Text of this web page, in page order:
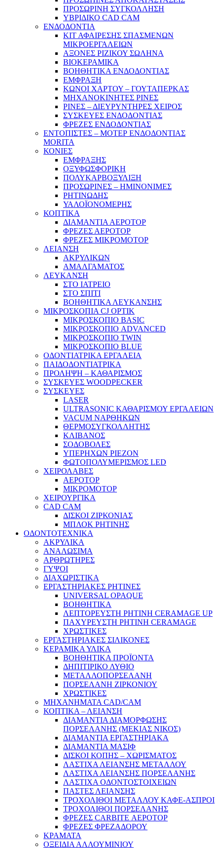
ΠΡΟΣΩΡΙΝΗ ΣΥΓΚΟΛΛΗΣΗ
ΥΒΡΙΔΙΚΟ CAD CAM
ΕΝΔΟΔΟΝΤΙΑ
ΚΙΤ ΑΦΑΙΡΕΣΗΣ ΣΠΑΣΜΕΝΩΝ
ΜΙΚΡΟΕΡΓΑΛΕΙΩΝ
ΑΞΟΝΕΣ ΡΙΖΙΚΟΥ ΣΩΛΗΝΑ
ΒΙΟΚΕΡΑΜΙΚΑ
ΒΟΗΘΗΤΙΚΑ ΕΝΔΟΔΟΝΤΙΑΣ
ΕΜΦΡΑΞΗ
ΚΩΝΟΙ ΧΑΡΤΟΥ – ΓΟΥΤΑΠΕΡΚΑΣ
ΜΗΧΑΝΟΚΙΝΗΤΕΣ ΡΙΝΕΣ
ΡΙΝΕΣ – ΔΙΕΥΡΥΝΤΗΡΕΣ ΧΕΙΡΟΣ
ΣΥΣΚΕΥΕΣ ΕΝΔΟΔΟΝΤΙΑΣ
ΦΡΕΖΕΣ ΕΝΔΟΔΟΝΤΙΑΣ
ΕΝΤΟΠΙΣΤΕΣ – ΜΟΤΕΡ ΕΝΔΟΔΟΝΤΙΑΣ
MORITA
ΚΟΝΙΕΣ
ΕΜΦΡΑΞΗΣ
ΟΞΥΦΩΣΦΟΡΙΚΗ
ΠΟΛΥΚΑΡΒΟΞΥΛΙΞΗ
ΠΡΟΣΩΡΙΝΕΣ – ΗΜΙΝΟΝΙΜΕΣ
ΡΗΤΙΝΩΔΗΣ
ΥΑΛΟΪΟΝΟΜΕΡΗΣ
ΚΟΠΤΙΚΑ
ΔΙΑΜΑΝΤΙΑ ΑΕΡΟΤΟΡ
ΦΡΕΖΕΣ ΑΕΡΟΤΟΡ
ΦΡΕΖΕΣ ΜΙΚΡΟΜΟΤΟΡ
ΛΕΙΑΝΣΗ
ΑΚΡΥΛΙΚΩΝ
ΑΜΑΛΓΑΜΑΤΟΣ
ΛΕΥΚΑΝΣΗ
ΣΤΟ ΙΑΤΡΕΙΟ
ΣΤΟ ΣΠΙΤΙ
ΒΟΗΘΗΤΙΚΑ ΛΕΥΚΑΝΣΗΣ
ΜΙΚΡΟΣΚΟΠΙΑ CJ OPTIK
ΜΙΚΡΟΣΚΟΠΙΟ BASIC
ΜΙΚΡΟΣΚΟΠΙΟ ADVANCED
ΜΙΚΡΟΣΚΟΠΙΟ TWIN
ΜΙΚΡΟΣΚΟΠΙΟ BLUE
ΟΔΟΝΤΙΑΤΡΙΚΑ ΕΡΓΑΛΕΙΑ
ΠΑΙΔΟΔΟΝΤΙΑΤΡΙΚΑ
ΠΡΟΛΗΨΗ – ΚΑΘΑΡΙΣΜΟΣ
ΣΥΣΚΕΥΕΣ WOODPECKER
ΣΥΣΚΕΥΕΣ
LASER
ULTRASONIC ΚΑΘΑΡΙΣΜΟΥ ΕΡΓΑΛΕΙΩΝ
VACUM ΝΑΡΘΗΚΩΝ
ΘΕΡΜΟΣΥΓΚΟΛΛΗΤΗΣ
ΚΛΙΒΑΝΟΣ
ΣΟΔΟΒΟΛΕΣ
ΥΠΕΡΗΧΩΝ PIEZON
ΦΩΤΟΠΟΛΥΜΕΡΙΣΜΟΣ LED
ΧΕΙΡΟΛΑΒΕΣ
ΑΕΡΟΤΟΡ
ΜΙΚΡΟΜΟΤΟΡ
ΧΕΙΡΟΥΡΓΙΚΑ
CAD CAM
ΔΙΣΚΟΙ ΖΙΡΚΟΝΙΑΣ
ΜΠΛΟΚ ΡΗΤΙΝΗΣ
ΟΔΟΝΤΟΤΕΧΝΙΚΑ
ΑΚΡΥΛΙΚΑ
ΑΝΑΛΩΣΙΜΑ
ΑΡΘΡΩΤΗΡΕΣ
ΓΥΨΟΙ
ΔΙΑΧΩΡΙΣΤΙΚΑ
ΕΡΓΑΣΤΗΡΙΑΚΕΣ ΡΗΤΙΝΕΣ
UNIVERSAL OPAQUE
ΒΟΗΘΗΤΙΚΑ
ΛΕΠΤΟΡΕΥΣΤΗ ΡΗΤΙΝΗ CERAMAGE UP
ΠΑΧΥΡΕΥΣΤΗ ΡΗΤΙΝΗ CERAMAGE
ΧΡΩΣΤΙΚΕΣ
ΕΡΓΑΣΤΗΡΙΑΚΕΣ ΣΙΛΙΚΟΝΕΣ
ΚΕΡΑΜΙΚΑ ΥΛΙΚΑ
ΒΟΗΘΗΤΙΚΑ ΠΡΟΪΟΝΤΑ
ΔΗΠΙΤΙΡΙΚΟ ΛΥΘΙΟ
ΜΕΤΑΛΛΟΠΟΡΣΕΛΑΝΗ
ΠΟΡΣΕΛΑΝΗ ΖΙΡΚΟΝΙΟΥ
ΧΡΩΣΤΙΚΕΣ
ΜΗΧΑΝΗΜΑΤΑ CAD/CAM
ΚΟΠΤΙΚΑ – ΛΕΙΑΝΣΗ
ΔΙΑΜΑΝΤΙΑ ΔΙΑΜΟΡΦΩΣΗΣ
ΠΟΡΣΕΛΑΝΗΣ (ΜΕΚΙΑΣ ΝΙΚΟΣ)
ΔΙΑΜΑΝΤΙΑ ΕΡΓΑΣΤΗΡΙΑΚΑ
ΔΙΑΜΑΝΤΙΑ ΜΑΣΙΦ
ΔΙΣΚΟΙ ΚΟΠΗΣ – ΧΩΡΙΣΜΑΤΟΣ
ΛΑΣΤΙΧΑ ΛΕΙΑΝΣΗΣ ΜΕΤΑΛΛΟΥ
ΛΑΣΤΙΧΑ ΛΕΙΑΝΣΗΣ ΠΟΡΣΕΛΑΝΗΣ
ΛΑΣΤΙΧΑ ΟΔΟΝΤΟΣΤΟΙΧΕΙΩΝ
ΠΑΣΤΕΣ ΛΕΙΑΝΣΗΣ
ΤΡΟΧΟΛΙΘΟΙ ΜΕΤΑΛΛΟΥ ΚΑΦΕ-ΑΣΠΡΟΙ
ΤΡΟΧΟΛΙΘΟΙ ΠΟΡΣΕΛΑΝΗΣ
ΦΡΕΖΕΣ CARBITE ΑΕΡΟΤΟΡ
ΦΡΕΖΕΣ ΦΡΕΖΑΔΟΡΟΥ
ΚΡΑΜΑΤΑ
ΟΞΕΙΔΙΑ ΑΛΛΟΥΜΙΝΙΟΥ